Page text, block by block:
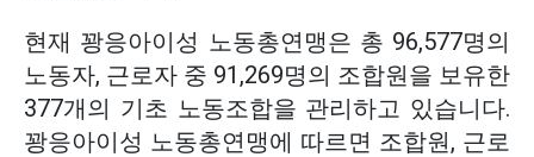
현재 꽝응아이성 노동총연맹은 총 96,577명의
노동자, 근로자 중 91,269명의 조합원을 보유한
377개의 기초 노동조합을 관리하고 있습니다.
꽝응아이성 노동총연맹에 따르면 조합원, 근로